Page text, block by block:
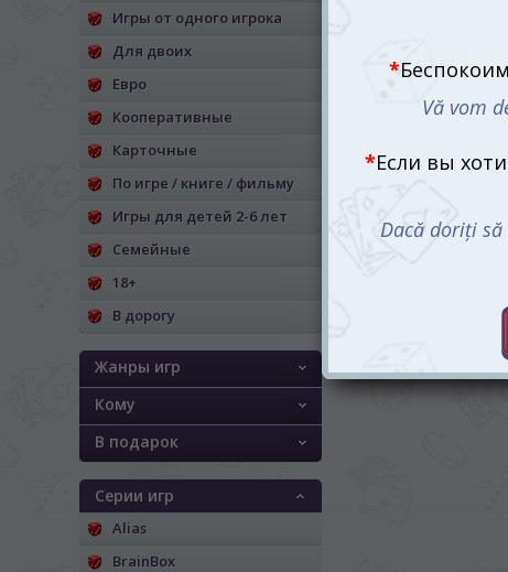
Игры от одного игрока
Для двоих
Евро
Кооперативные
Карточные
По игре / книге / фильму
Игры для детей 2-6 лет
Семейные
18+
В дорогу
Жанры игр
Кому
В подарок
Серии игр
Alias
BrainBox